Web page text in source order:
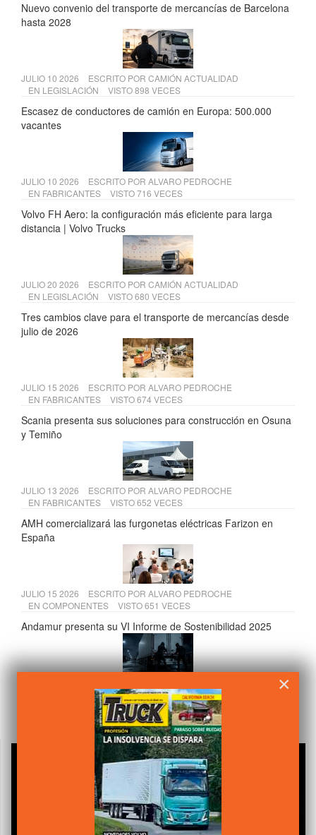
Nuevo convenio del transporte de mercancías de Barcelona
hasta 2028
JULIO 10 2026 ESCRITO POR CAMIÓN ACTUALIDAD
EN LEGISLACIÓN VISTO 898 VECES
Escasez de conductores de camión en Europa: 500.000
vacantes
JULIO 10 2026 ESCRITO POR ALVARO PEDROCHE
EN FABRICANTES VISTO 716 VECES
Volvo FH Aero: la configuración más eficiente para larga
distancia | Volvo Trucks
JULIO 20 2026 ESCRITO POR CAMIÓN ACTUALIDAD
EN LEGISLACIÓN VISTO 680 VECES
Tres cambios clave para el transporte de mercancías desde
julio de 2026
JULIO 15 2026 ESCRITO POR ALVARO PEDROCHE
EN FABRICANTES VISTO 674 VECES
Scania presenta sus soluciones para construcción en Osuna
y Temiño
JULIO 13 2026 ESCRITO POR ALVARO PEDROCHE
EN FABRICANTES VISTO 652 VECES
AMH comercializará las furgonetas eléctricas Farizon en
España
JULIO 15 2026 ESCRITO POR ALVARO PEDROCHE
EN COMPONENTES VISTO 651 VECES
Andamur presenta su VI Informe de Sostenibilidad 2025
LEGISLACIÓN VISTO 641 VECES
El Supremo refuerza los derechos de los transportistas
frente a los seguros por robo de mercancías
×